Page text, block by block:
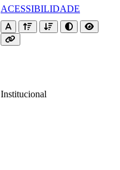
ACESSIBILIDADE
Institucional